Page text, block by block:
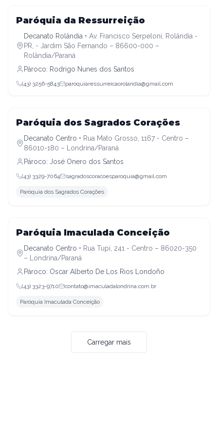
Decanato Rolândia
Paróquia da Ressurreição
Decanato Rolândia • Av. Francisco Serpeloni, Rolândia -
PR, - Jardim São Fernando – 86600-000 –
Rolândia/Paraná
Pároco: Rodrigo Nunes dos Santos
(43) 3256-5843 paroquiaressurreicaorolandia@gmail.com
Decanato Centro
Paróquia dos Sagrados Corações
Decanato Centro • Rua Mato Grosso, 1167 - Centro –
86010-180 – Londrina/Paraná
Pároco: José Onero dos Santos
(43) 3329-7064 sagradoscoracoesparoquia@gmail.com
Paróquia dos Sagrados Corações
Decanato Centro
Paróquia Imaculada Conceição
Decanato Centro • Rua Tupi, 241 - Centro – 86020-350
– Londrina/Paraná
Pároco: Oscar Alberto De Los Rios Londoño
(43) 3323-9710 contato@imaculadalondrina.com.br
Paróquia Imaculada Conceição
Carregar mais